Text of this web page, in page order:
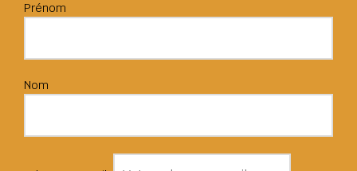
Prénom
Nom